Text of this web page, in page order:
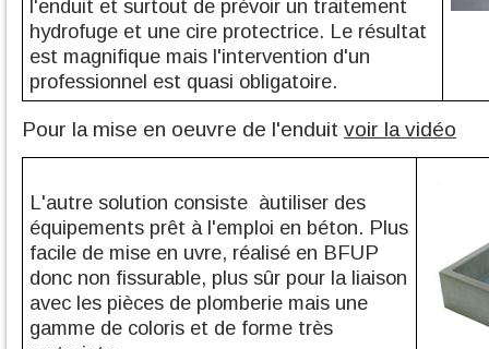
l'enduit et surtout de prévoir un traitement
hydrofuge et une cire protectrice. Le résultat
est magnifique mais l'intervention d'un
professionnel est quasi obligatoire.
Pour la mise en oeuvre de l'enduit voir la vidéo
L'autre solution consiste àutiliser des
équipements prêt à l'emploi en béton. Plus
facile de mise en uvre, réalisé en BFUP
donc non fissurable, plus sûr pour la liaison
avec les pièces de plomberie mais une
gamme de coloris et de forme très